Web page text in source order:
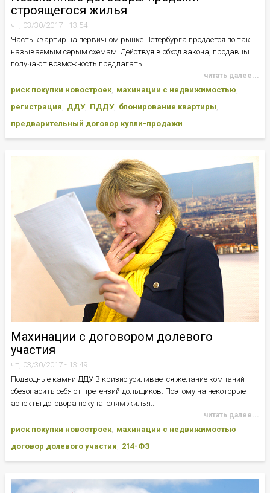
строящегося жилья
чт, 03/30/2017 - 13:54
Часть квартир на первичном рынке Петербурга продается по так
называемым серым схемам. Действуя в обход закона, продавцы
получают возможность предлагать...
читать далее...
риск покупки новостроек махинации с недвижимостью
регистрация
ДДУ ПДДУ
блонирование квартиры
предварительный договор купли-продажи
Махинации с договором долевого
участия
чт, 03/30/2017 - 13:49
Подводные камни ДДУ В кризис усиливается желание компаний
обезопасить себя от претензий дольщиков. Поэтому на некоторые
аспекты договора покупателям жилья...
читать далее...
риск покупки новостроек махинации с недвижимостью
договор долевого участия
214-ФЗ